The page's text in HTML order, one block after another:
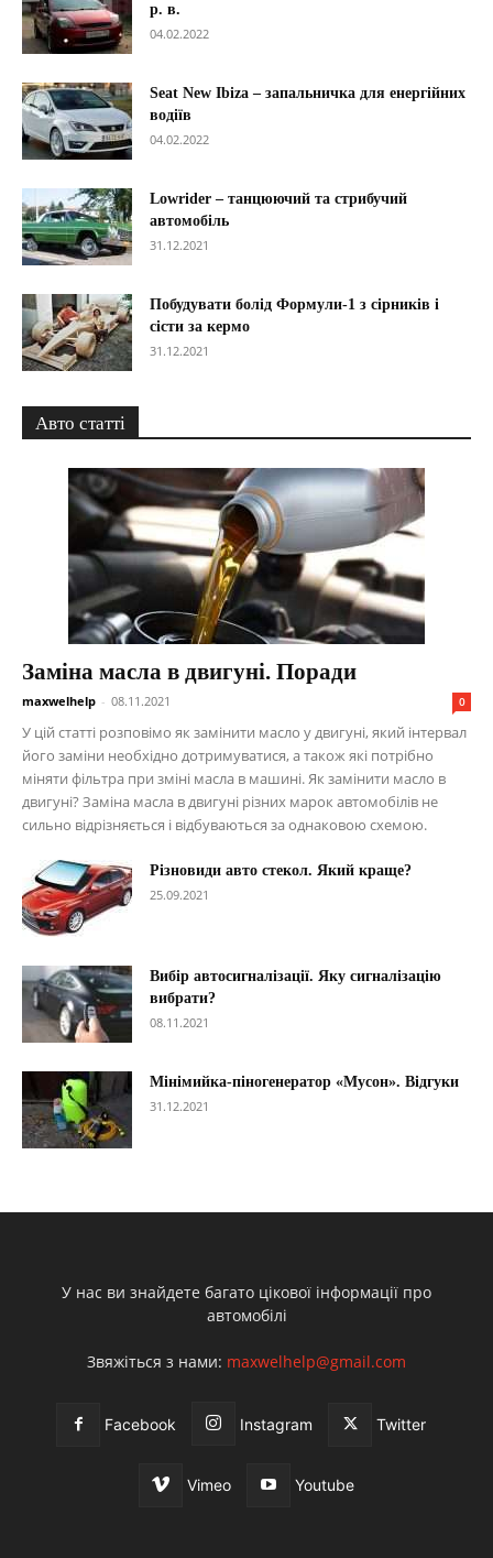
р. в.
04.02.2022
Seat New Ibiza – запальничка для енергійних
водіїв
04.02.2022
Lowrider – танцюючий та стрибучий
автомобіль
31.12.2021
Побудувати болід Формули-1 з сірників і
сісти за кермо
31.12.2021
Авто статті
Заміна масла в двигуні. Поради
maxwelhelp - 08.11.2021 0
У цій статті розповімо як замінити масло у двигуні, який інтервал
його заміни необхідно дотримуватися, а також які потрібно
міняти фільтра при зміні масла в машині. Як замінити масло в
двигуні? Заміна масла в двигуні різних марок автомобілів не
сильно відрізняється і відбуваються за однаковою схемою.
Різновиди авто стекол. Який краще?
25.09.2021
Вибір автосигналізації. Яку сигналізацію
вибрати?
08.11.2021
Мінімийка-піногенератор «Мусон». Відгуки
31.12.2021
У нас ви знайдете багато цікової інформації про
автомобілі
Звяжіться з нами: maxwelhelp@gmail.com
Facebook Instagram Twitter
Vimeo Youtube